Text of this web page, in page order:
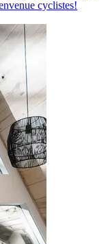
cyclistes!